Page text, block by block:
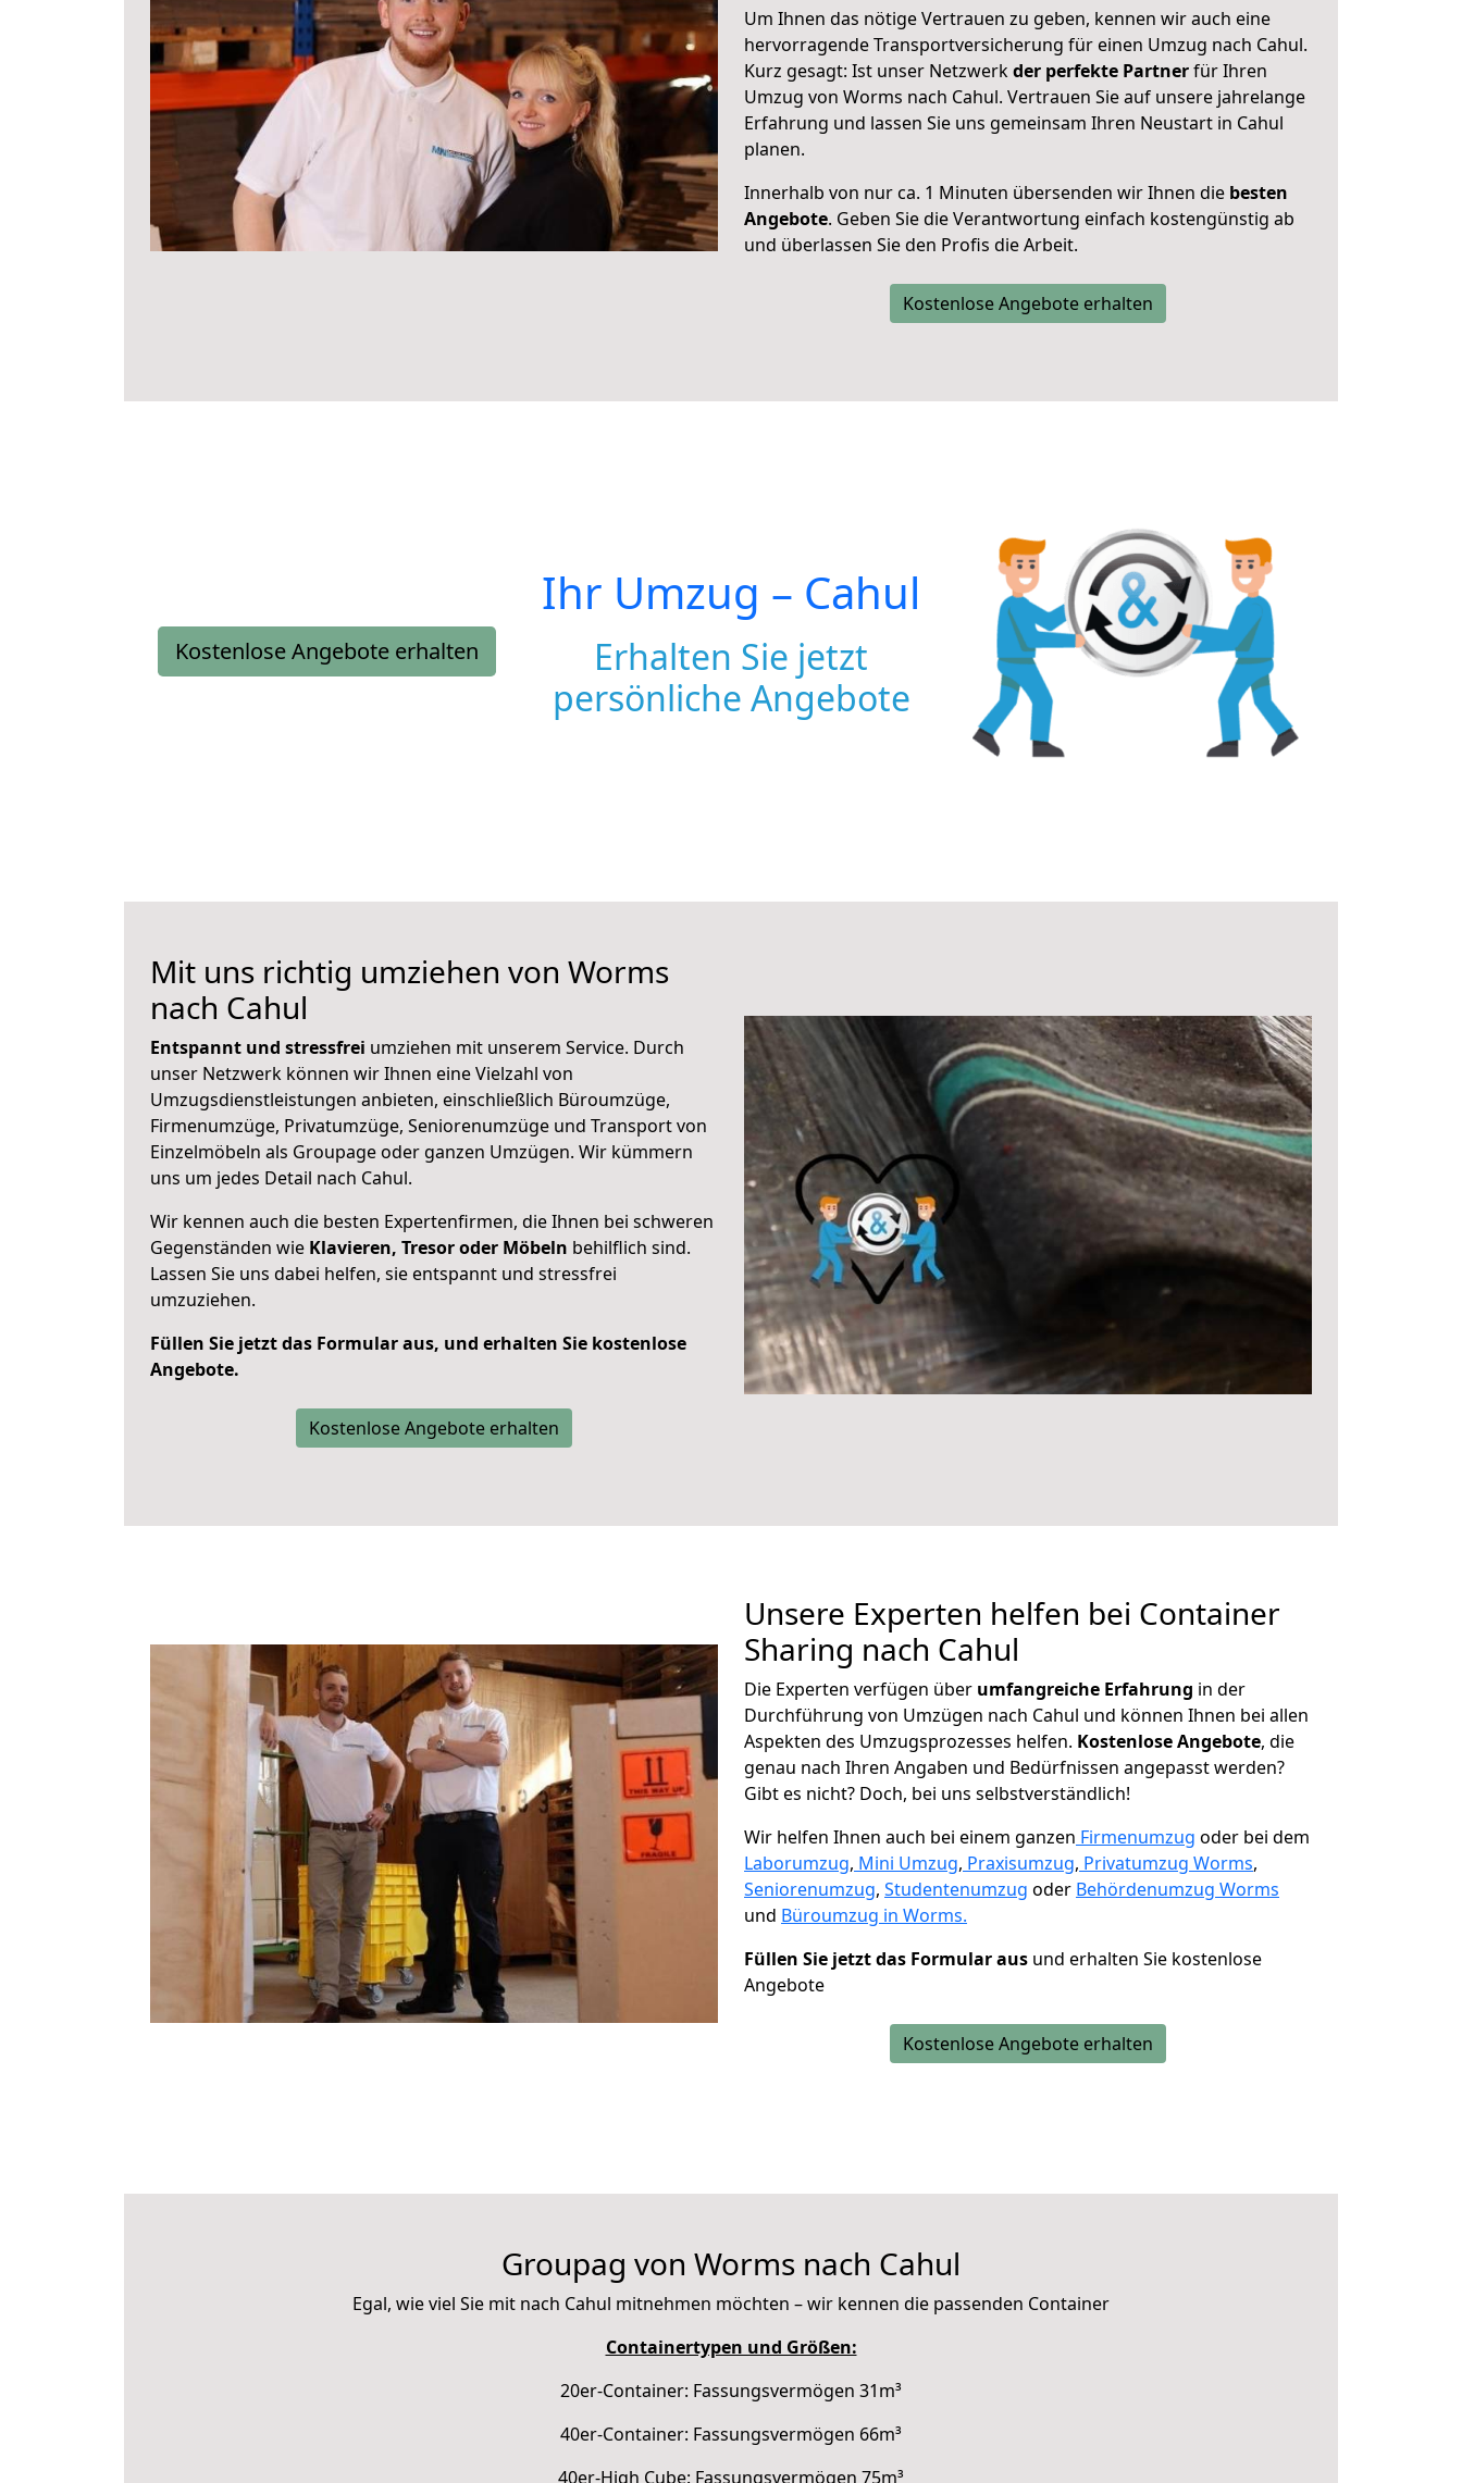
Um Ihnen das nötige Vertrauen zu geben, kennen wir auch eine
hervorragende Transportversicherung für einen Umzug nach Cahul.
Kurz gesagt: Ist unser Netzwerkder perfekte Partnerfür Ihren
Umzug von Worms nach Cahul. Vertrauen Sie auf unsere jahrelange
Erfahrung und lassen Sie uns gemeinsam Ihren Neustart in Cahul
planen.
Innerhalb von nur ca. 1 Minuten übersenden wir Ihnen die besten
Angebote. Geben Sie die Verantwortung einfach kostengünstig ab
und überlassen Sie den Profis die Arbeit.
Kostenlose Angebote erhalten
Kostenlose Angebote erhalten
Ihr Umzug – Cahul
Erhalten Sie jetzt
persönliche Angebote
Mit uns richtig umziehen von Worms
nach Cahul
Entspannt und stressfrei umziehen mit unserem Service. Durch
unser Netzwerk können wir Ihnen eine Vielzahl von
Umzugsdienstleistungen anbieten, einschließlich Büroumzüge,
Firmenumzüge, Privatumzüge, Seniorenumzüge und Transport von
Einzelmöbeln als Groupage oder ganzen Umzügen. Wir kümmern
uns um jedes Detail nach Cahul.
Wir kennen auch die besten Expertenfirmen, die Ihnen bei schweren
Gegenständen wie Klavieren, Tresor oder Möbeln behilflich sind.
Lassen Sie uns dabei helfen, sie entspannt und stressfrei
umzuziehen.
Füllen Sie jetzt das Formular aus, und erhalten Sie kostenlose
Angebote.
Kostenlose Angebote erhalten
Unsere Experten helfen bei Container
Sharing nach Cahul
Die Experten verfügen über umfangreiche Erfahrung in der
Durchführung von Umzügen nach Cahul und können Ihnen bei allen
Aspekten des Umzugsprozesses helfen. Kostenlose Angebote, die
genau nach Ihren Angaben und Bedürfnissen angepasst werden?
Gibt es nicht? Doch, bei uns selbstverständlich!
Wir helfen Ihnen auch bei einem ganzen Firmenumzug oder bei dem
Laborumzug, Mini Umzug, Praxisumzug, Privatumzug Worms,
Seniorenumzug, Studentenumzug oder Behördenumzug Worms
und Büroumzug in Worms.
Füllen Sie jetzt das Formular aus und erhalten Sie kostenlose
Angebote
Kostenlose Angebote erhalten
Groupag von Worms nach Cahul
Egal, wie viel Sie mit nach Cahul mitnehmen möchten – wir kennen die passenden Container
Containertypen und Größen:
20er-Container: Fassungsvermögen 31m³
40er-Container: Fassungsvermögen 66m³
40er-High Cube: Fassungsvermögen 75m³